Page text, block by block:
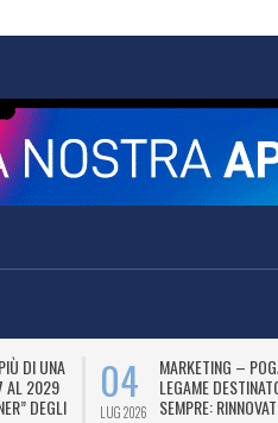
DI UNA
AL 2029
DEGLI
04
LUG 2026
MARKETING –
LEGAME
SEMPRE: